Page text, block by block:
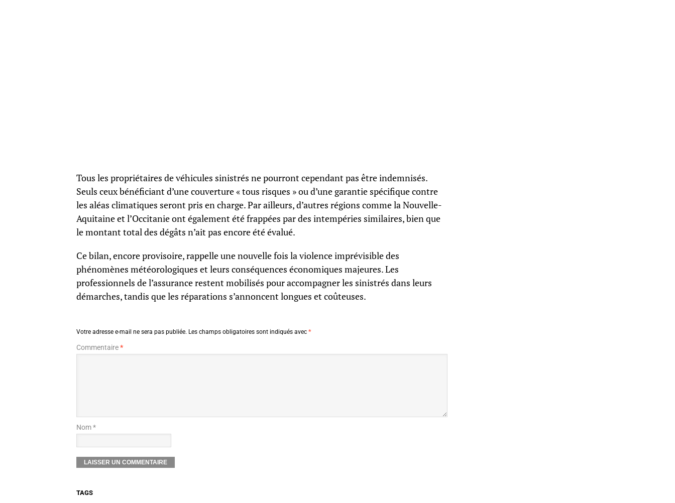
Tous les propriétaires de véhicules sinistrés ne pourront cependant pas être indemnisés.
Seuls ceux bénéficiant d’une couverture « tous risques » ou d’une garantie spécifique contre
les aléas climatiques seront pris en charge. Par ailleurs, d’autres régions comme la Nouvelle-
Aquitaine et l’Occitanie ont également été frappées par des intempéries similaires, bien que
le montant total des dégâts n’ait pas encore été évalué.
Ce bilan, encore provisoire, rappelle une nouvelle fois la violence imprévisible des
phénomènes météorologiques et leurs conséquences économiques majeures. Les
professionnels de l’assurance restent mobilisés pour accompagner les sinistrés dans leurs
démarches, tandis que les réparations s’annoncent longues et coûteuses.
Votre adresse e-mail ne sera pas publiée. Les champs obligatoires sont indiqués avec *
Commentaire*
Nom *
TAGS